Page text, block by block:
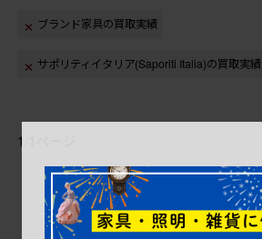
ブランド家具の買取実績
サポリティイタリア(Saporiti Italia)の買取実績
1/1ページ
1